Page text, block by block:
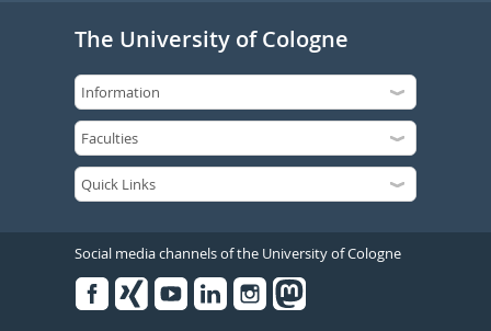
The University of Cologne
Social media channels of the University of Cologne